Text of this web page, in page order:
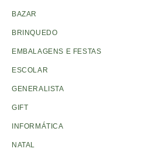
BAZAR
BRINQUEDO
EMBALAGENS E FESTAS
ESCOLAR
GENERALISTA
GIFT
INFORMÁTICA
NATAL